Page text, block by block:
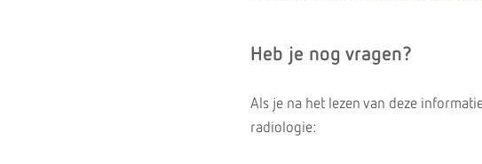
Heb je nog vragen?
Als je na het lezen van deze
radiologie: